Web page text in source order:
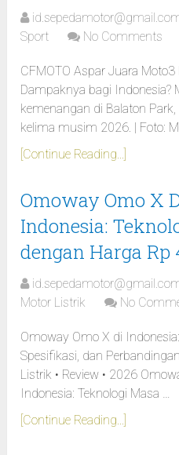
Sport
No Comments
CFMOTO Aspar Juara
Dampaknya bagi Indonesia?
kemenangan di Balaton
kelima musim 2026. | Foto:
[Continue Reading...]
Omoway Omo X
Indonesia:
dengan Harga Rp
Motor Listrik
No
Omoway Omo X di
Spesifikasi, dan
Listrik • Review • 2026
Indonesia: Teknologi Masa …
[Continue Reading...]